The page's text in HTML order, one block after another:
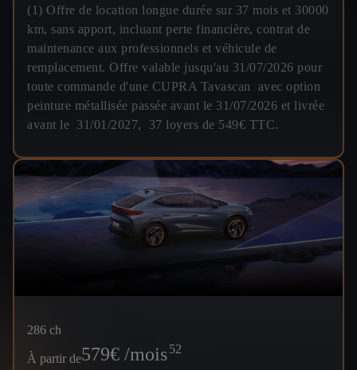
(1) Offre de location longue durée sur 37 mois et 30000
km, sans apport, incluant perte financière, contrat de
maintenance aux professionnels et véhicule de
remplacement. Offre valable jusqu'au 31/07/2026 pour
toute commande d'une CUPRA Tavascan avec option
peinture métallisée passée avant le 31/07/2026 et livrée
avant le 31/01/2027, 37 loyers de 549€ TTC.
286 ch
À partir de579€ /mois52